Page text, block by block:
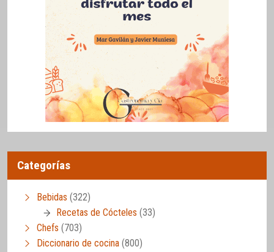
Categorías
Bebidas (322)
Recetas de Cócteles (33)
Chefs (703)
Diccionario de cocina (800)